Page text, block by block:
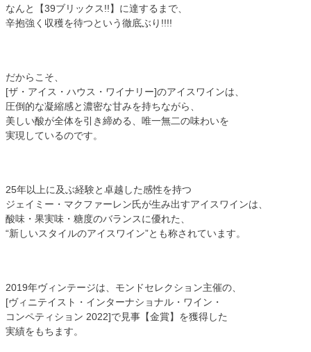
なんと【39ブリックス!!】に達するまで、
辛抱強く収穫を待つという徹底ぶり!!!!
だからこそ、
[ザ・アイス・ハウス・ワイナリー]のアイスワインは、
圧倒的な凝縮感と濃密な甘みを持ちながら、
美しい酸が全体を引き締める、唯一無二の味わいを
実現しているのです。
25年以上に及ぶ経験と卓越した感性を持つ
ジェイミー・マクファーレン氏が生み出すアイスワインは、
酸味・果実味・糖度のバランスに優れた、
“新しいスタイルのアイスワイン”とも称されています。
2019年ヴィンテージは、モンドセレクション主催の、
[ヴィニテイスト・インターナショナル・ワイン・
コンペティション 2022]で見事【金賞】を獲得した
実績をもちます。